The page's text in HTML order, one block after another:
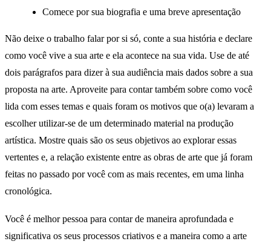
Comece por sua biografia e uma breve apresentação
Não deixe o trabalho falar por si só, conte a sua história e declare
como você vive a sua arte e ela acontece na sua vida. Use de até
dois parágrafos para dizer à sua audiência mais dados sobre a sua
proposta na arte. Aproveite para contar também sobre como você
lida com esses temas e quais foram os motivos que o(a) levaram a
escolher utilizar-se de um determinado material na produção
artística. Mostre quais são os seus objetivos ao explorar essas
vertentes e, a relação existente entre as obras de arte que já foram
feitas no passado por você com as mais recentes, em uma linha
cronológica.
Você é melhor pessoa para contar de maneira aprofundada e
significativa os seus processos criativos e a maneira como a arte